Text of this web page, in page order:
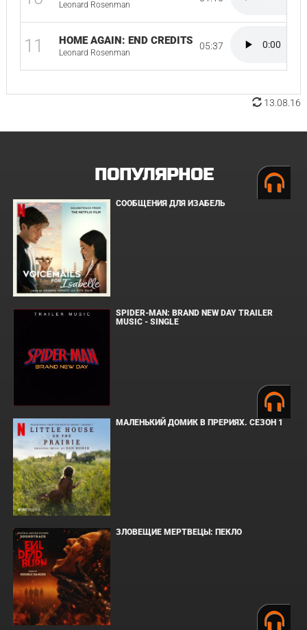
Leonard Rosenman
11 HOME AGAIN: END CREDITS
Leonard Rosenman
05:37
13.08.16
ПОПУЛЯРНОЕ
СООБЩЕНИЯ ДЛЯ ИЗАБЕЛЬ
SPIDER-MAN: BRAND NEW DAY TRAILER
MUSIC - SINGLE
МАЛЕНЬКИЙ ДОМИК В ПРЕРИЯХ. СЕЗОН 1
ЗЛОВЕЩИЕ МЕРТВЕЦЫ: ПЕКЛО